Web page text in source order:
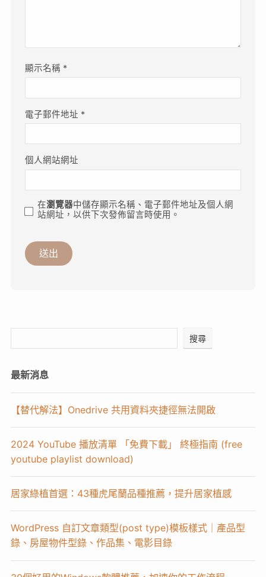
顯示名稱 *
電子郵件地址 *
個人網站網址
在瀏覽器中儲存顯示名稱、電子郵件地址及個人網
站網址，以供下次發佈留言時使用。
搜尋
最新消息
【替代解法】Onedrive 共用資料夾捷徑無法開啟
2024 YouTube 播放清單 「免費下載」 終極指南 (free
youtube playlist download)
居家綠植首選：43種虎尾蘭品種推薦，提升居家植感
WordPress 自訂文章類型(post type)模板樣式｜產品型
錄、房屋物件型錄、作品集、電影目錄